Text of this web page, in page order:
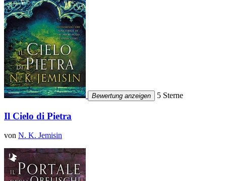
Bewertung anzeigen 5 Sterne
Il Cielo di Pietra
von N. K. Jemisin